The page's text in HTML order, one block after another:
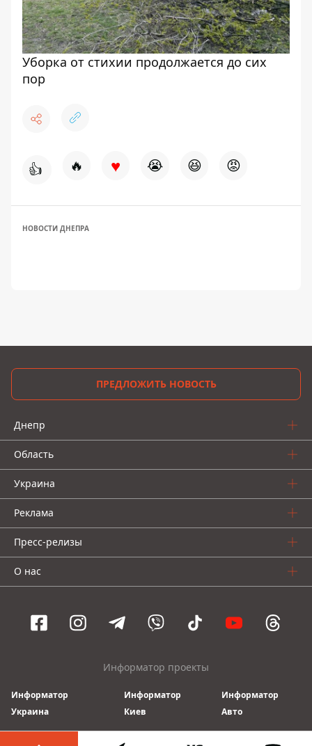
Уборка от стихии продолжается до сих
пор
👍 🔥 ♥ 😭 😆 😡
НОВОСТИ ДНЕПРА
ПРЕДЛОЖИТЬ НОВОСТЬ
Днепр
Область
Украина
Реклама
Пресс-релизы
О нас
Информатор проекты
Информатор
Украина
Информатор
Киев
Информатор
Авто